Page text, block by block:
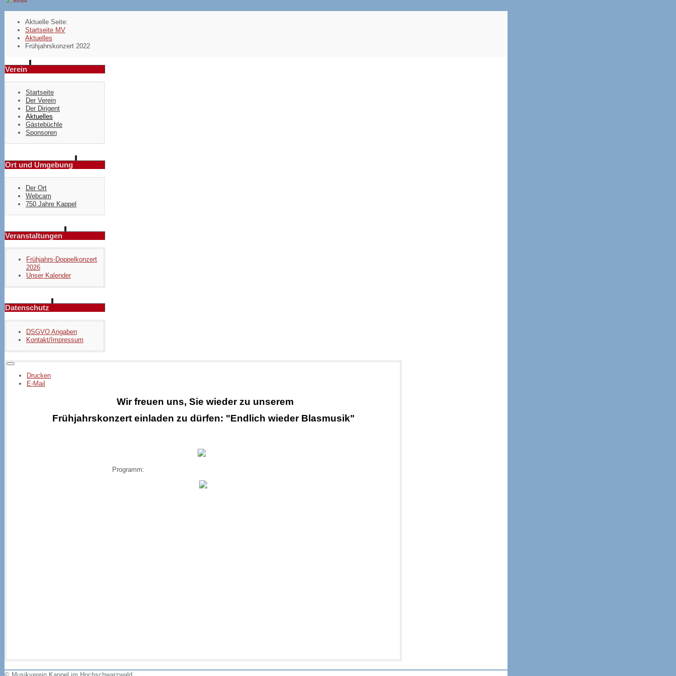
Aktuelle Seite:
Startseite MV
Aktuelles
Frühjahrskonzert 2022
Verein
Startseite
Der Verein
Der Dirigent
Aktuelles
Gästebüchle
Sponsoren
Ort und Umgebung
Der Ort
Webcam
750 Jahre Kappel
Veranstaltungen
Frühjahrs-Doppelkonzert
2026
Unser Kalender
Datenschutz
DSGVO Angaben
Kontakt/Impressum
Drucken
E-Mail
Wir freuen uns, Sie wieder zu unserem
Frühjahrskonzert einladen zu dürfen: "Endlich wieder Blasmusik"
Programm: